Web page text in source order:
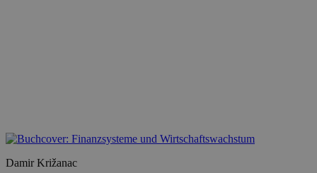
Damir Križanac